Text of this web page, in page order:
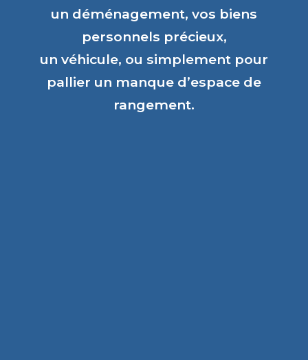
un déménagement, vos biens
personnels précieux,
un véhicule, ou simplement pour
pallier un manque d’espace de
rangement.